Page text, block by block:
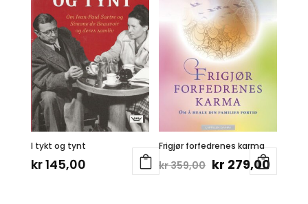
I tykt og tynt
kr145,00
Frigjør forfedrenes karma
kr359,00 Opprinnelig
kr 279,00